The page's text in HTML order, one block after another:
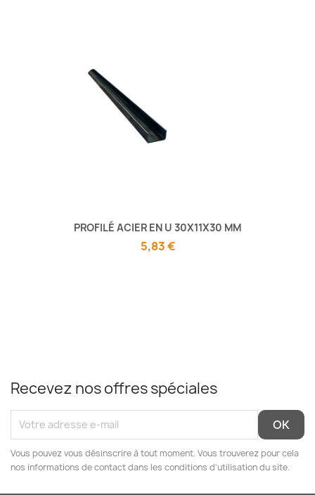
PROFILÉ ACIER EN U 30X11X30 MM
5,83 €
Recevez nos offres spéciales
Vous pouvez vous désinscrire à tout moment. Vous trouverez pour cela
nos informations de contact dans les conditions d'utilisation du site.